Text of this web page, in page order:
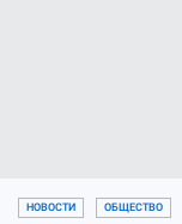
НОВОСТИ ОБЩЕСТВО